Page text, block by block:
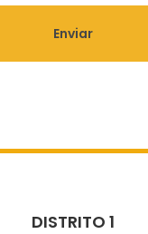
DISTRITO 1